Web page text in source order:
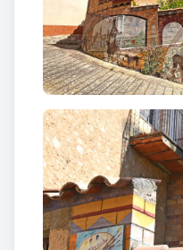
amb una mirada
complet: pintor,
defensor incansable
tenaç, va esdevenir
generació que, enmig
saber protegir la
del país.
Els reconeixements no
1948 obtingué el